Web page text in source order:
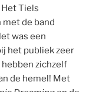
Tiels
de band
was een
het publiek zeer
hebben zichzelf
de hemel! Met